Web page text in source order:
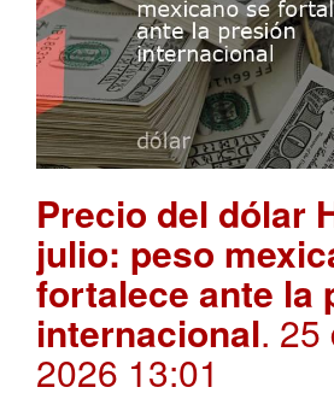
Precio del dólar
julio: peso
fortalece ante la
internacional. 25
2026 13:01